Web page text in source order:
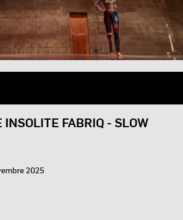
INSOLITE FABRIQ - SLOW
2025